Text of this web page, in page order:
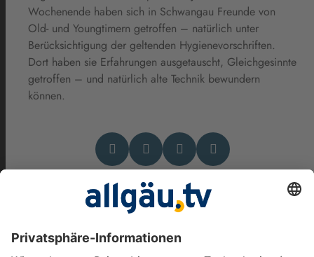
Wochenende haben sich in Schwangau Freunde von
Old- und Youngtimern getroffen – natürlich unter
Berücksichtigung der geltenden Hygienevorschriften.
Dort haben sie Erfahrungen ausgetauscht, Gleichgesinnte
getroffen – und natürlich alte Technik bewundern
können.
Das könnte Dich auch